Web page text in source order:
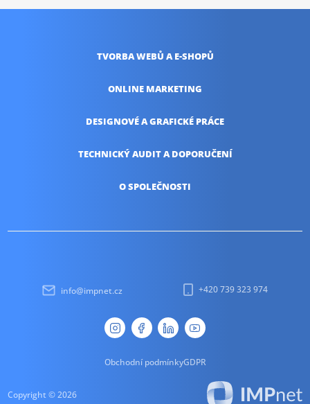
TVORBA WEBŮ A E-SHOPŮ
ONLINE MARKETING
DESIGNOVÉ AGRAFICKÉ PRÁCE
TECHNICKÝ AUDITA DOPORUČENÍ
O SPOLEČNOSTI
info@impnet.cz +420 739 323 974
Obchodní podmínkyGDPR
Copyright © 2026